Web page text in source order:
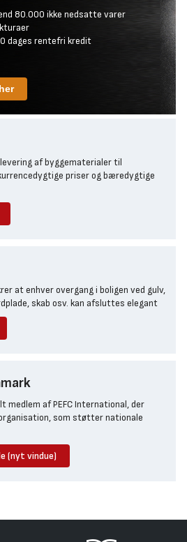
80.000 ikke nedsatte varer
dages rentefri kredit
af byggematerialer til
priser og bæredygtige
at enhver overgang i boligen ved gulv,
skab osv. kan afsluttes elegant
medlem af PEFC International, der
som støtter nationale
(nyt vindue)